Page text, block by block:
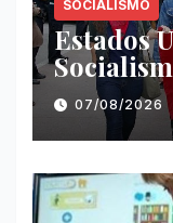
SOCIALISMO
Estados
07/08/2026